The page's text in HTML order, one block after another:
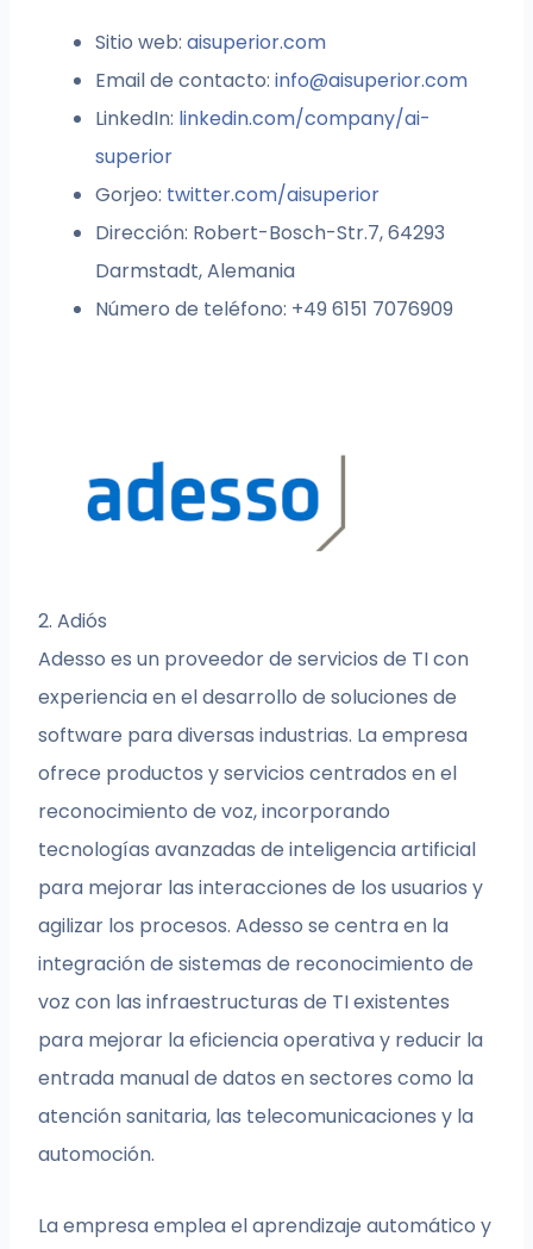
Sitio web:aisuperior.com
Email de contacto:info@aisuperior.com
LinkedIn: linkedin.com/company/ai-
superior
Gorjeo: twitter.com/aisuperior
Dirección: Robert-Bosch-Str.7, 64293
Darmstadt, Alemania
Número de teléfono: +49 6151 7076909
2. Adiós
Adesso es un proveedor de servicios de TI con
experiencia en el desarrollo de soluciones de
software para diversas industrias. La empresa
ofrece productos y servicios centrados en el
reconocimiento de voz, incorporando
tecnologías avanzadas de inteligencia artificial
para mejorar las interacciones de los usuarios y
agilizar los procesos. Adesso se centra en la
integración de sistemas de reconocimiento de
voz con las infraestructuras de TI existentes
para mejorar la eficiencia operativa y reducir la
entrada manual de datos en sectores como la
atención sanitaria, las telecomunicaciones y la
automoción.
La empresa emplea el aprendizaje automático y